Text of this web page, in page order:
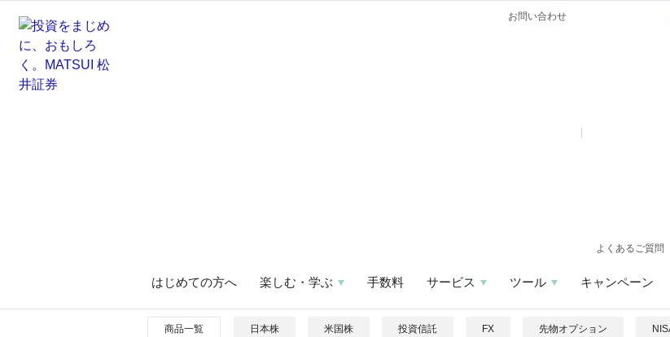
お問い合わせ
よくあるご質問
はじめての方へ 楽しむ・学ぶ 手数料 サービス ツール キャンペーン
商品一覧 日本株 米国株 投資信託 FX 先物オプション